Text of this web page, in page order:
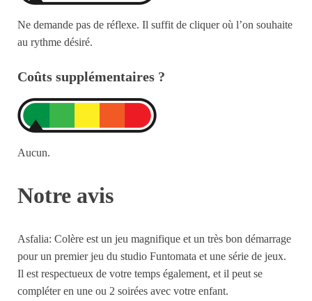
Ne demande pas de réflexe. Il suffit de cliquer où l’on souhaite
au rythme désiré.
Coûts supplémentaires ?
Aucun.
Notre avis
Asfalia: Colère est un jeu magnifique et un très bon démarrage
pour un premier jeu du studio Funtomata et une série de jeux.
Il est respectueux de votre temps également, et il peut se
compléter en une ou 2 soirées avec votre enfant.